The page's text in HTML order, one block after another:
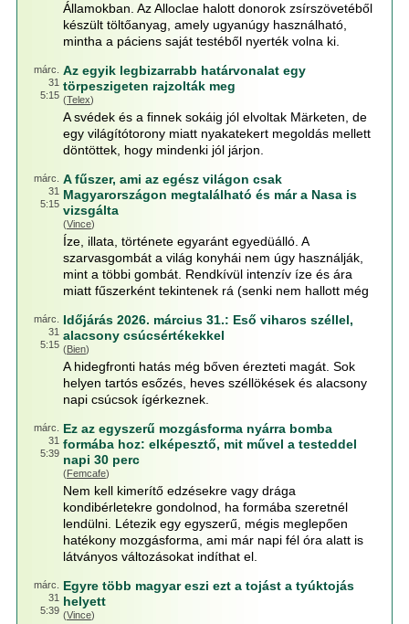
Államokban. Az Alloclae halott donorok zsírszövetéből
készült töltőanyag, amely ugyanúgy használható,
mintha a páciens saját testéből nyerték volna ki.
márc.
31
5:15
Az egyik legbizarrabb határvonalat egy
törpeszigeten rajzolták meg
(Telex)
A svédek és a finnek sokáig jól elvoltak Märketen, de
egy világítótorony miatt nyakatekert megoldás mellett
döntöttek, hogy mindenki jól járjon.
márc.
31
5:15
A fűszer, ami az egész világon csak
Magyarországon megtalálható és már a Nasa is
vizsgálta
(Vince)
Íze, illata, története egyaránt egyedüálló. A
szarvasgombát a világ konyhái nem úgy használják,
mint a többi gombát. Rendkívül intenzív íze és ára
miatt fűszerként tekintenek rá (senki nem hallott még
márc.
31
5:15
Időjárás 2026. március 31.: Eső viharos széllel,
alacsony csúcsértékekkel
(Bien)
A hidegfronti hatás még bőven érezteti magát. Sok
helyen tartós esőzés, heves széllökések és alacsony
napi csúcsok ígérkeznek.
márc.
31
5:39
Ez az egyszerű mozgásforma nyárra bomba
formába hoz: elképesztő, mit művel a testeddel
napi 30 perc
(Femcafe)
Nem kell kimerítő edzésekre vagy drága
kondibérletekre gondolnod, ha formába szeretnél
lendülni. Létezik egy egyszerű, mégis meglepően
hatékony mozgásforma, ami már napi fél óra alatt is
látványos változásokat indíthat el.
márc.
31
5:39
Egyre több magyar eszi ezt a tojást a tyúktojás
helyett
(Vince)